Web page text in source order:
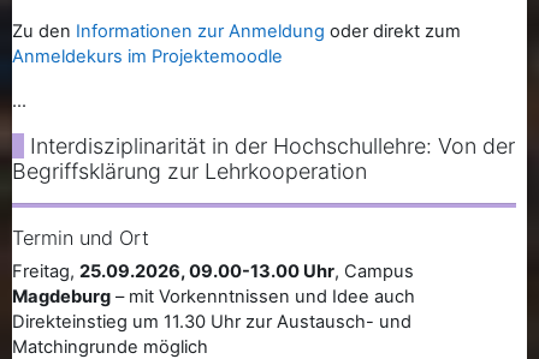
Zu den Informationen zur Anmeldung oder direkt zum
Anmeldekurs im Projektemoodle
...
Interdisziplinarität in der Hochschullehre: Von der
Begriffsklärung zur Lehrkooperation
Termin und Ort
Freitag, 25.09.2026, 09.00-13.00 Uhr, Campus
Magdeburg – mit Vorkenntnissen und Idee auch
Direkteinstieg um 11.30 Uhr zur Austausch- und
Matchingrunde möglich